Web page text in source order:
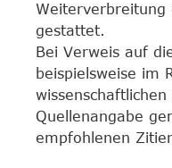
Weiterverbreitung
gestattet.
Bei Verweis auf
beispielsweise im
Quellenangabe
empfohlenen